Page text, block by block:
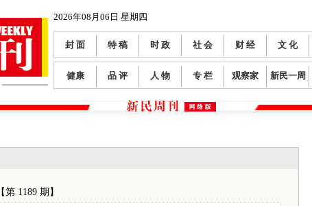
2026年08月06日 星期四
封 面 特 稿 时 政 社 会 财 经 文 化
健康 品 评 人 物 专 栏 观察家 新民一周
【第 1189 期】